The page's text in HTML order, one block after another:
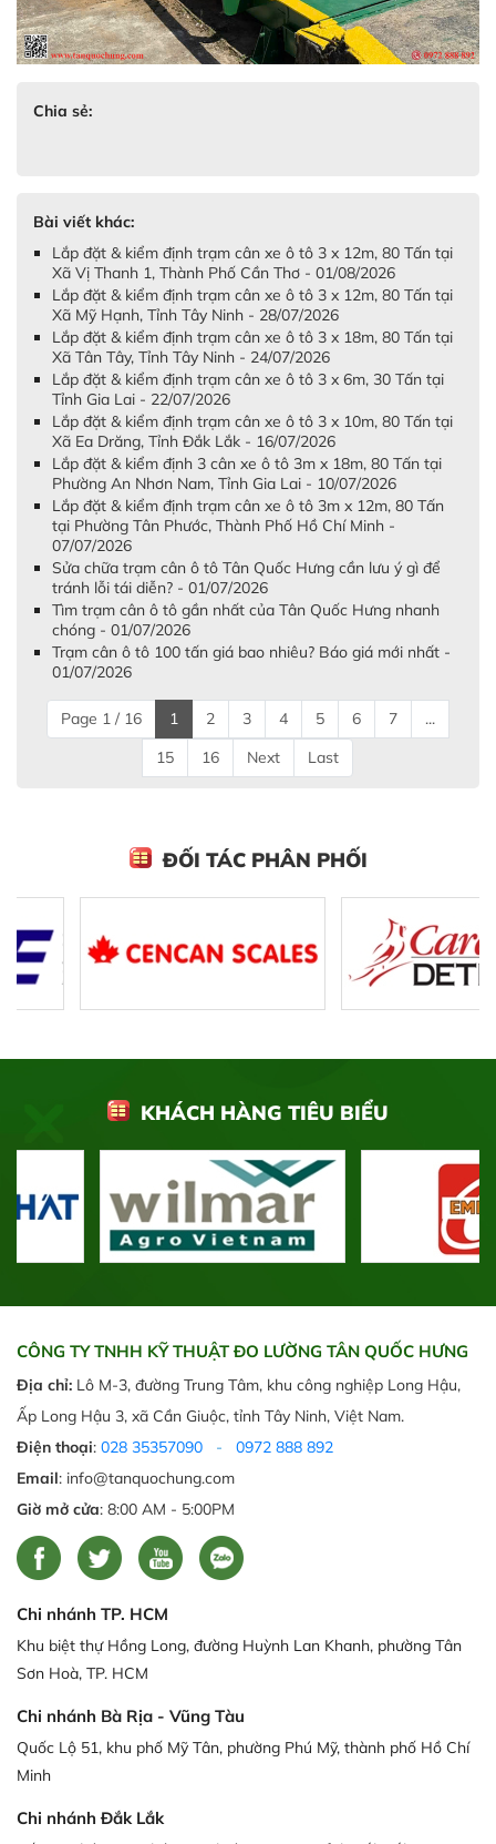
Chia sẻ:
Bài viết khác:
Lắp đặt & kiểm định trạm cân xe ô tô 3 x 12m, 80 Tấn tại
Xã Vị Thanh 1, Thành Phố Cần Thơ - 01/08/2026
Lắp đặt & kiểm định trạm cân xe ô tô 3 x 12m, 80 Tấn tại
Xã Mỹ Hạnh, Tỉnh Tây Ninh - 28/07/2026
Lắp đặt & kiểm định trạm cân xe ô tô 3 x 18m, 80 Tấn tại
Xã Tân Tây, Tỉnh Tây Ninh - 24/07/2026
Lắp đặt & kiểm định trạm cân xe ô tô 3 x 6m, 30 Tấn tại
Tỉnh Gia Lai - 22/07/2026
Lắp đặt & kiểm định trạm cân xe ô tô 3 x 10m, 80 Tấn tại
Xã Ea Drăng, Tỉnh Đắk Lắk - 16/07/2026
Lắp đặt & kiểm định 3 cân xe ô tô 3m x 18m, 80 Tấn tại
Phường An Nhơn Nam, Tỉnh Gia Lai - 10/07/2026
Lắp đặt & kiểm định trạm cân xe ô tô 3m x 12m, 80 Tấn
tại Phường Tân Phước, Thành Phố Hồ Chí Minh -
07/07/2026
Sửa chữa trạm cân ô tô Tân Quốc Hưng cần lưu ý gì để
tránh lỗi tái diễn? - 01/07/2026
Tìm trạm cân ô tô gần nhất của Tân Quốc Hưng nhanh
chóng - 01/07/2026
Trạm cân ô tô 100 tấn giá bao nhiêu? Báo giá mới nhất -
01/07/2026
Page 1 / 16 1 2 3 4 5 6 7
...
15
16 Next Last
ĐỐI TÁC PHÂN PHỐI
KHÁCH HÀNG TIÊU BIỂU
CÔNG TY TNHH KỸ THUẬT ĐO LƯỜNG TÂN QUỐC HƯNG
Địa chỉ: Lô M-3, đường Trung Tâm, khu công nghiệp Long Hậu,
Ấp Long Hậu 3, xã Cần Giuộc, tỉnh Tây Ninh, Việt Nam.
Điện thoại: 028 35357090 -
0972 888 892
Email: info@tanquochung.com
Giờ mở cửa: 8:00 AM - 5:00PM
Chi nhánh TP. HCM
Khu biệt thự Hồng Long, đường Huỳnh Lan Khanh, phường Tân
Sơn Hoà, TP. HCM
Chi nhánh Bà Rịa - Vũng Tàu
Quốc Lộ 51, khu phố Mỹ Tân, phường Phú Mỹ, thành phố Hồ Chí
Minh
Chi nhánh Đắk Lắk